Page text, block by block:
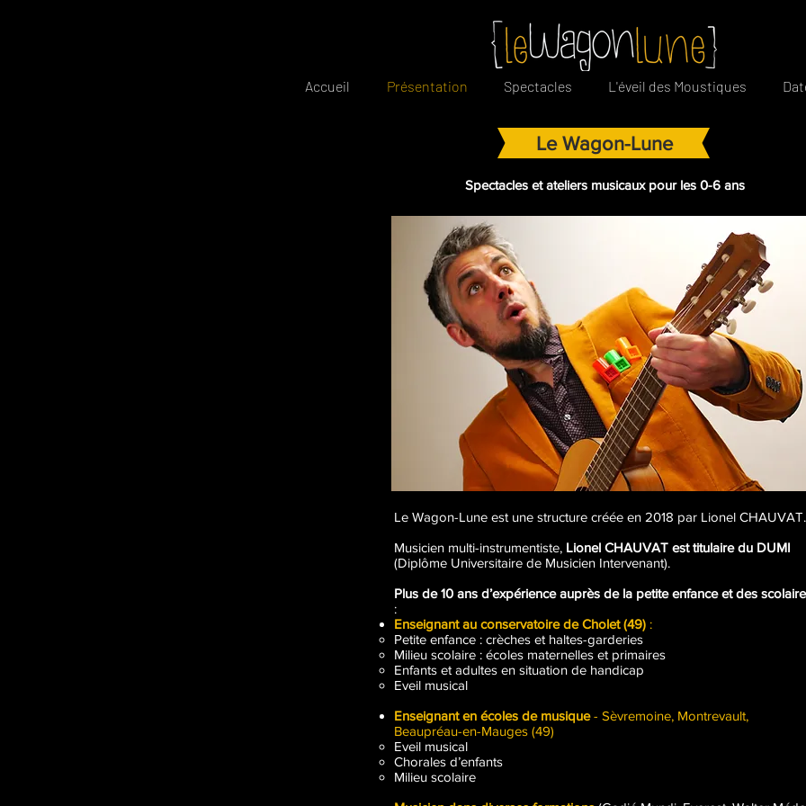
Accueil Présentation Spectacles L'éveil des Moustiques
Le Wagon-Lune
Spectacles et ateliers musicaux pour les 0-6 ans
Le Wagon-Lune est une structure créée en 2018 par Lionel CHAUVAT.
Musicien multi-instrumentiste, Lionel CHAUVAT est titulaire du DUMI
(Diplôme Universitaire de Musicien Intervenant).
Plus de 10 ans d’expérience auprès de la petite enfance et des
:
Enseignant au conservatoire de Cholet (49) :
Petite enfance : crèches et haltes-garderies
Milieu scolaire : écoles maternelles et primaires
Enfants et adultes en situation de handicap
Eveil musical
Enseignant en écoles de musique- Sèvremoine, Montrevault,
Beaupréau-en-Mauges (49)
Eveil musical
Chorales d’enfants
Milieu scolaire